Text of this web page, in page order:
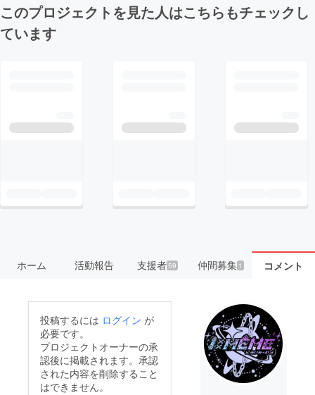
このプロジェクトを見た人はこちらもチェックし
ています
ホーム 活動報告 支援者59 仲間募集 1 コメント
投稿するには ログイン が
必要です。
プロジェクトオーナーの承
認後に掲載されます。承認
された内容を削除すること
はできません。